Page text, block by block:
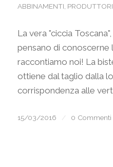
ABBINAMENTI PRODUTTORI
La vera "ciccia
pensano di conoscerne
raccontiamo noi! La
ottiene dal taglio dalla
corrispondenza alle
15/03/2016 / 0 Commenti